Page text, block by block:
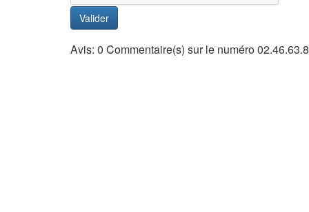
Valider
Avis: 0 Commentaire(s) sur le numéro